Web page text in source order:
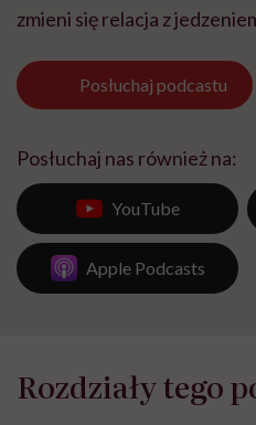
zmieni się relacja z
Posłuchaj podcastu
Posłuchaj nas również na:
YouTube
Apple Podcasts
Rozdziały tego